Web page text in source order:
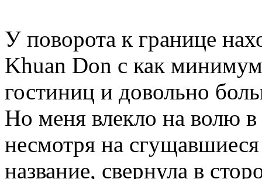
У поворота к границе
Khuan Don с как
гостиниц и довольно
Но меня влекло на волю
несмотря на
название, свернула в